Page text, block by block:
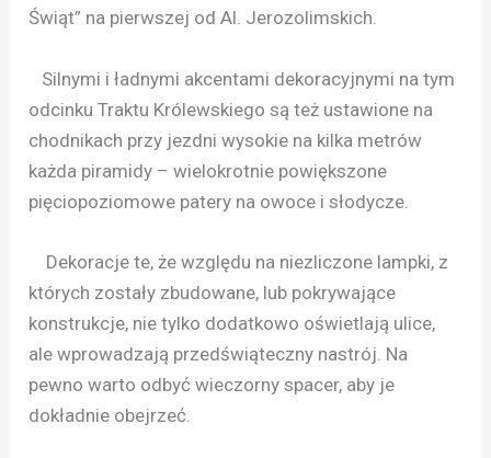
Świąt” na pierwszej od Al. Jerozolimskich.
Silnymi i ładnymi akcentami dekoracyjnymi na tym
odcinku Traktu Królewskiego są też ustawione na
chodnikach przy jezdni wysokie na kilka metrów
każda piramidy – wielokrotnie powiększone
pięciopoziomowe patery na owoce i słodycze.
Dekoracje te, że względu na niezliczone lampki, z
których zostały zbudowane, lub pokrywające
konstrukcje, nie tylko dodatkowo oświetlają ulice,
ale wprowadzają przedświąteczny nastrój. Na
pewno warto odbyć wieczorny spacer, aby je
dokładnie obejrzeć.